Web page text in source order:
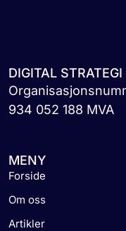
DIGITAL STRATEGI
934 052 188 MVA
MENY
Forside
Om oss
Artikler